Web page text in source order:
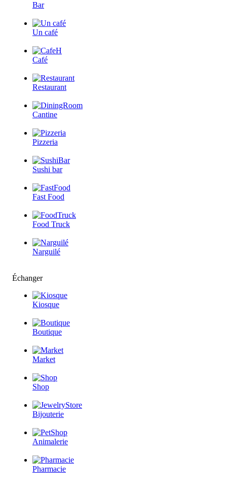
Bar
Un café
Café
Restaurant
Cantine
Pizzeria
Sushi bar
Fast Food
Food Truck
Narguilé
Échanger
Kiosque
Boutique
Market
Shop
Bijouterie
Animalerie
Pharmacie